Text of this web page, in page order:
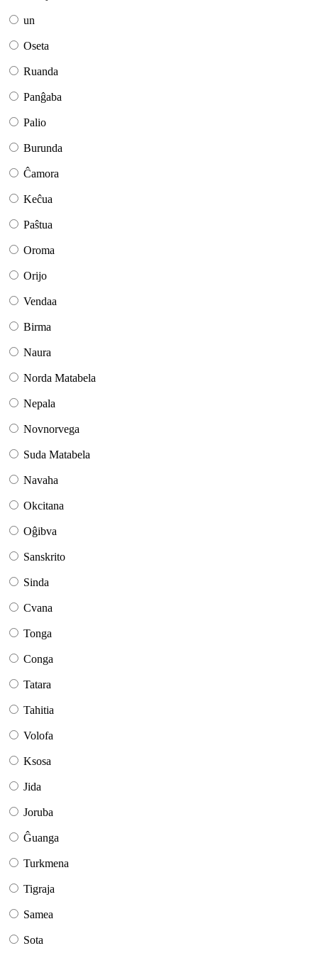
un
Oseta
Ruanda
Panĝaba
Palio
Burunda
Ĉamora
Keĉua
Paŝtua
Oroma
Orijo
Vendaa
Birma
Naura
Norda Matabela
Nepala
Novnorvega
Suda Matabela
Navaha
Okcitana
Oĝibva
Sanskrito
Sinda
Cvana
Tonga
Conga
Tatara
Tahitia
Volofa
Ksosa
Jida
Joruba
Ĝuanga
Turkmena
Tigraja
Samea
Sota